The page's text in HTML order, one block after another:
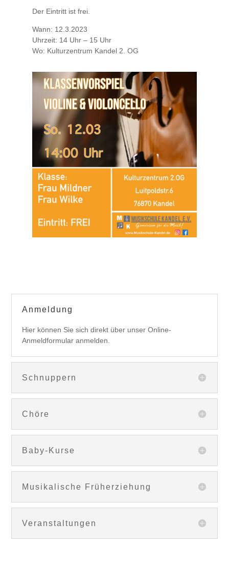
Der Eintritt ist frei.
Wann: 12.3.2023
Uhrzeit: 14 Uhr – 15 Uhr
Wo: Kulturzentrum Kandel 2. OG
Anmeldung
Hier können Sie sich direkt über unser Online-
Anmeldformular anmelden.
Schnuppern
Chöre
Baby-Kurse
Musikalische Früherziehung
Veranstaltungen